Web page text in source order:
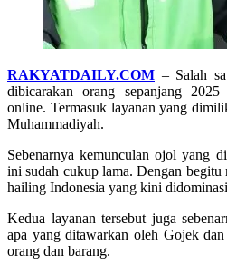
RAKYATDAILY.COM – Salah
dibicarakan orang sepanjang
online. Termasuk layanan yang
Muhammadiyah.
Sebenarnya kemunculan ojol yang
ini sudah cukup lama. Dengan begitu
hailing Indonesia yang kini
Kedua layanan tersebut juga
apa yang ditawarkan oleh Gojek
orang dan barang.